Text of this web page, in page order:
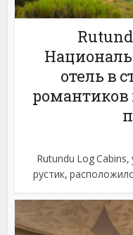
отель в
Rutundu Log
рустик,